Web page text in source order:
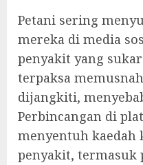
Petani sering
mereka di media
penyakit yang
terpaksa
dijangkiti,
Perbincangan di
menyentuh kaedah
penyakit, termasuk